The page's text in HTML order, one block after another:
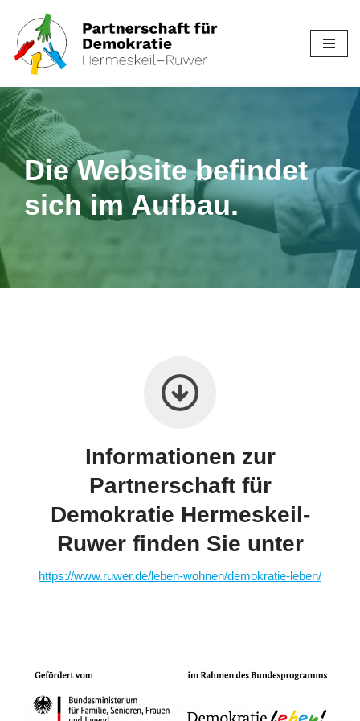
Zum
Inhalt
Die Website befindet
sich im Aufbau.
Informationen zur
Partnerschaft für
Demokratie Hermeskeil-
Ruwer finden Sie unter
https://www.ruwer.de/leben-wohnen/demokratie-leben/